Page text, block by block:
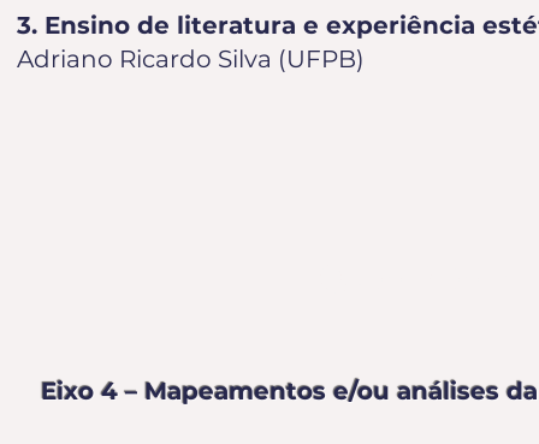
3. Ensino de literatura e experiência
Adriano Ricardo Silva (UFPB)
Eixo 4 – Mapeamentos e/ou análises